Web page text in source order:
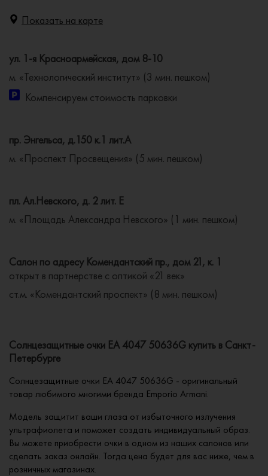
Показать на карте
ул. 1-я Красноармейская, дом 8-10
м. «Технологический институт» (3 мин. пешком)
Компенсируем стоимость парковки
пр. Энгельса, д.150 к.1 лит.А
м. «Проспект Просвещения» (5 мин. пешком)
пл. Ал.Невского, д. 2 лит. Е
м. «Площадь Александра Невского» (1 мин. пешком)
Салон по адресу Комендантский пр., дом 21, к. 1
открыт в партнерстве с оптикой «21 век»
ст.м. «Комендантский проспект» (8 мин. пешком)
Солнцезащитные очки EA 4047 50636G купить в Санкт-
Петербурге
Солнцезащитные очки EA 4047 50636G - оригинальный
товар любимого многими бренда Emporio Armani.
Модель защитит ваши глаза от избыточного излучения
ультрафиолета и поможет создать индивидуальный образ.
Вы можете приобрести очки в одном из наших салонов или
сделать заказ онлайн. Тогда цена будет для вас ниже, чем в
розничных магазинах.